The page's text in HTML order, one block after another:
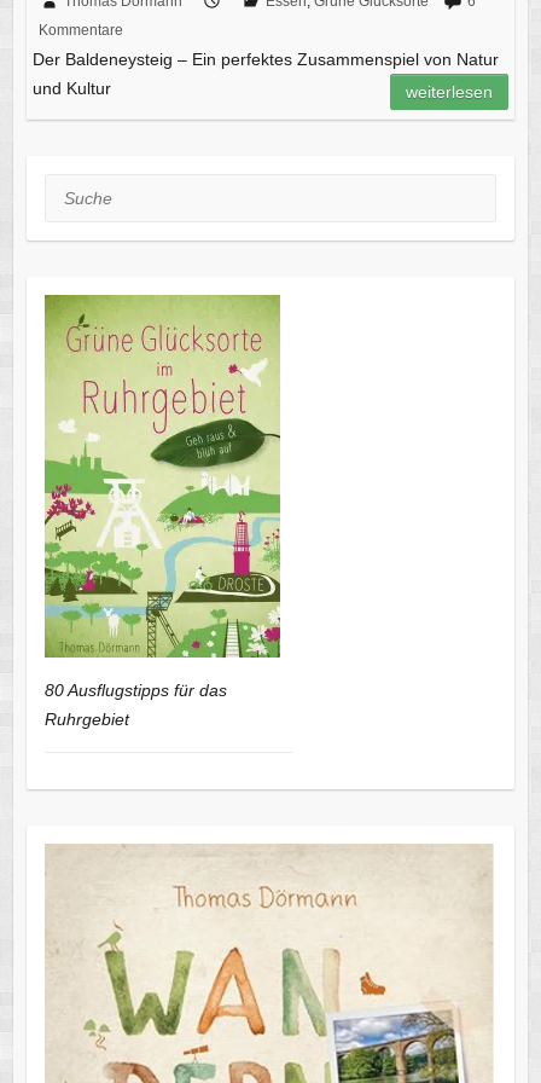
Kommentare
Der Baldeneysteig – Ein perfektes Zusammenspiel von Natur
und Kultur
weiterlesen
Suche
80 Ausflugstipps für das
Ruhrgebiet